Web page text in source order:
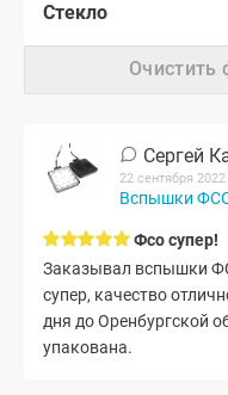
Стекло
Очистить
Сергей
22 сентября 2022
Фсо супер!
Заказывал вспышки
супер, качество
дня до Оренбургской
упакована.